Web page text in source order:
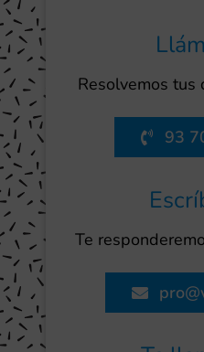
Resolvemos tus
93
Te